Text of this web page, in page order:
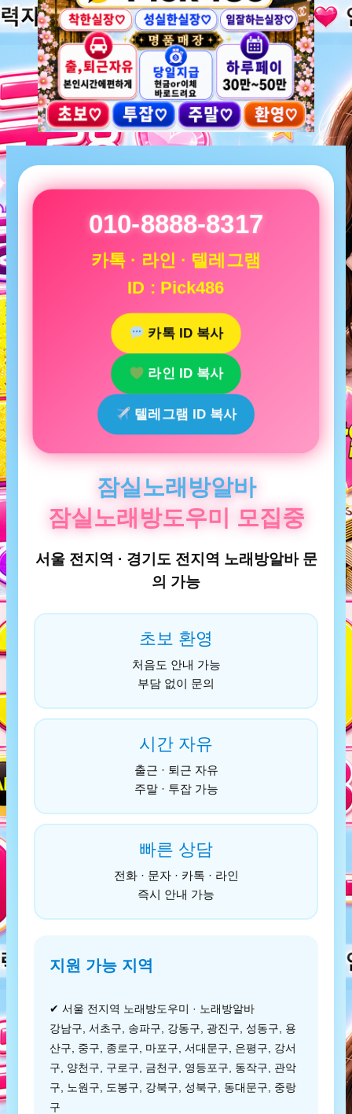
010-8888-8317
카톡 · 라인 · 텔레그램
ID : Pick486
카톡 ID 복사
라인 ID 복사
텔레그램 ID 복사
잠실노래방알바
잠실노래방도우미 모집중
서울 전지역 · 경기도 전지역 노래방알바 문
의 가능
초보 환영
처음도 안내 가능
부담 없이 문의
시간 자유
출근 · 퇴근 자유
주말 · 투잡 가능
빠른 상담
전화 · 문자 · 카톡 · 라인
즉시 안내 가능
지원 가능 지역
✔ 서울 전지역 노래방도우미 · 노래방알바
강남구, 서초구, 송파구, 강동구, 광진구, 성동구, 용
산구, 중구, 종로구, 마포구, 서대문구, 은평구, 강서
구, 양천구, 구로구, 금천구, 영등포구, 동작구, 관악
구, 노원구, 도봉구, 강북구, 성북구, 동대문구, 중랑
구